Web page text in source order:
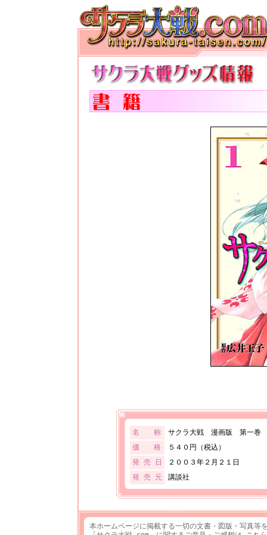
名 称
サクラ大戦 漫画版 第一巻
価 格
５４０円（税込）
発 売 日
２００３年２月２１日
発 売 元
講談社
本ホームページに掲載する一切の文書・図版・写真等